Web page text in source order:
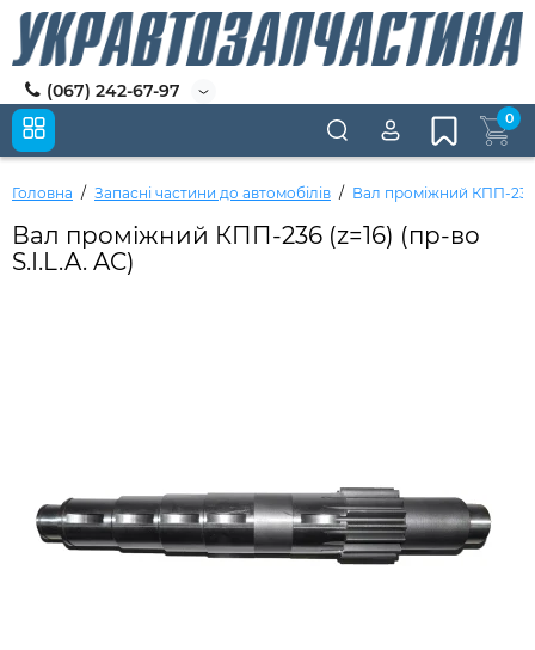
(067) 242-67-97
0
Головна Запасні частини до автомобілів Вал проміжний КПП-236
Вал проміжний КПП-236 (z=16) (пр-во
S.I.L.A. AC)